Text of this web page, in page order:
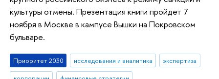
культуры отмены. Презентация книги пройдет 7
ноября в Москве в кампусе Вышки на Покровском
бульваре.
Приоритет 2030 исследования и аналитика
экспертиза